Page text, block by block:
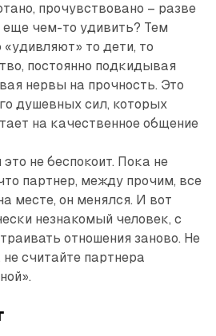
прочувствовано – разве
еще чем-то удивить? Тем
«удивляют» то дети, то
постоянно подкидывая
нервы на прочность. Это
душевных сил, которых
на качественное общение
не беспокоит. Пока не
партнер, между прочим, все
месте, он менялся. И вот
незнакомый человек, с
отношения заново. Не
считайте ­партнера